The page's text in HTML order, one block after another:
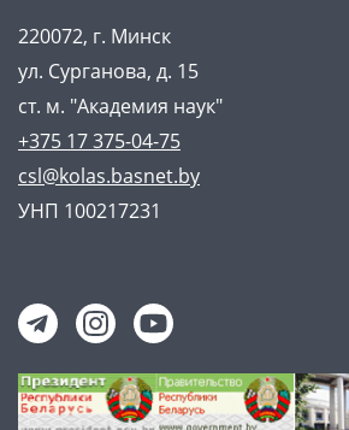
220072, г. Минск
ул. Сурганова, д. 15
ст. м. "Академия наук"
+375 17 375-04-75
csl@kolas.basnet.by
УНП 100217231